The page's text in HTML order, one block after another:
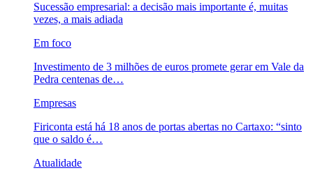
Sucessão empresarial: a decisão mais importante é, muitas
vezes, a mais adiada
Em foco
Investimento de 3 milhões de euros promete gerar em Vale da
Pedra centenas de…
Empresas
Firiconta está há 18 anos de portas abertas no Cartaxo: “sinto
que o saldo é…
Atualidade